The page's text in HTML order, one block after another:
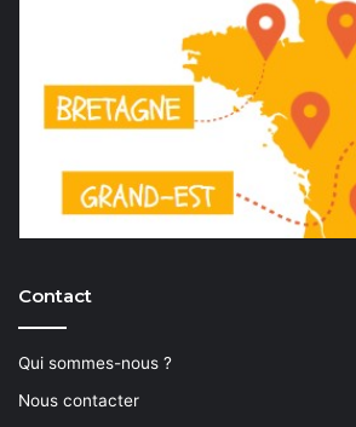
Contact
Qui sommes-nous ?
Nous contacter